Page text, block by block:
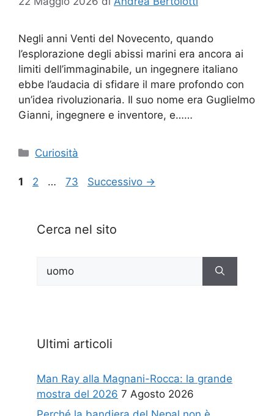
Negli anni Venti del Novecento, quando
l’esplorazione degli abissi marini era ancora ai
limiti dell’immaginabile, un ingegnere italiano
ebbe l’audacia di sfidare il mare profondo con
un’idea rivoluzionaria. Il suo nome era Guglielmo
Gianni, ingegnere e inventore, e……
Categorie
Curiosità
Pagina
1 Pagina
2 … Pagina
73 Successivo →
Cerca nel sito
per:
Ultimi articoli
Man Ray alla Magnani-Rocca: la grande
mostra del 2026 7 Agosto 2026